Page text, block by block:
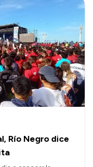
Río Negro dice